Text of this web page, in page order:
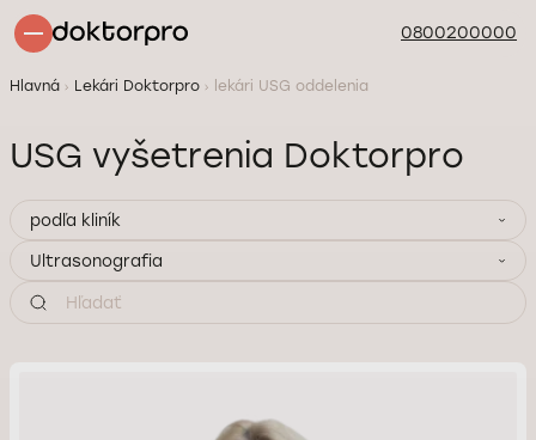
0800200000
Hlavná Lekári Doktorpro lekári USG oddelenia
USG vyšetrenia Doktorpro
podľa kliník
Ultrasonografia